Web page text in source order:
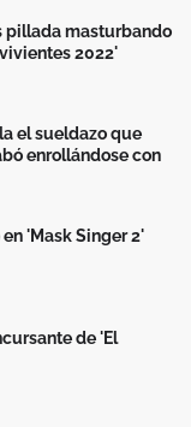
pillada masturbando
2022'
el sueldazo que
enrollándose con
'Mask Singer 2'
de 'El